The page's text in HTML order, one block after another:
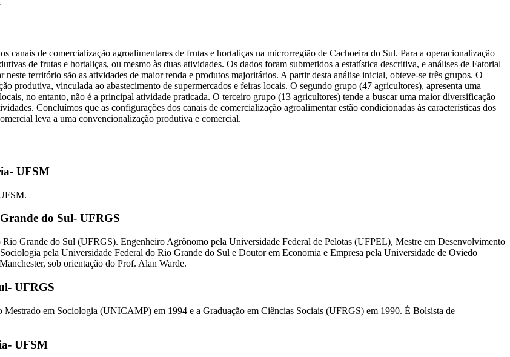
canais de comercialização agroalimentares de frutas e hortaliças na microrregião de Cachoeira do Sul. Para a operacionalização
de frutas e hortaliças, ou mesmo às duas atividades. Os dados foram submetidos a estatística descritiva, e análises de Fatorial
território são as atividades de maior renda e produtos majoritários. A partir desta análise inicial, obteve-se três grupos. O
produtiva, vinculada ao abastecimento de supermercados e feiras locais. O segundo grupo (47 agricultores), apresenta uma
no entanto, não é a principal atividade praticada. O terceiro grupo (13 agricultores) tende a buscar uma maior diversificação
Concluímos que as configurações dos canais de comercialização agroalimentar estão condicionadas às características dos
leva a uma convencionalização produtiva e comercial.
UFSM
do Sul- UFRGS
Grande do Sul (UFRGS). Engenheiro Agrônomo pela Universidade Federal de Pelotas (UFPEL), Mestre em Desenvolvimento
pela Universidade Federal do Rio Grande do Sul e Doutor em Economia e Empresa pela Universidade de Oviedo
sob orientação do Prof. Alan Warde.
UFRGS
em Sociologia (UNICAMP) em 1994 e a Graduação em Ciências Sociais (UFRGS) em 1990. É Bolsista de
UFSM